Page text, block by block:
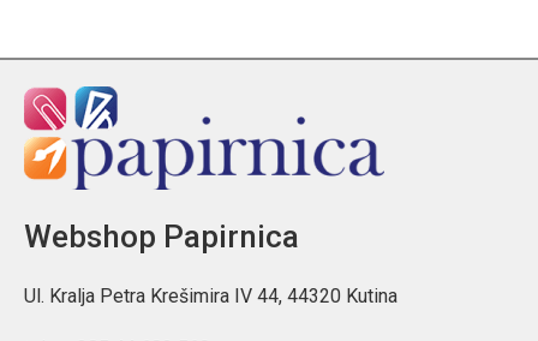
Webshop Papirnica
Ul. Kralja Petra Krešimira IV 44, 44320 Kutina